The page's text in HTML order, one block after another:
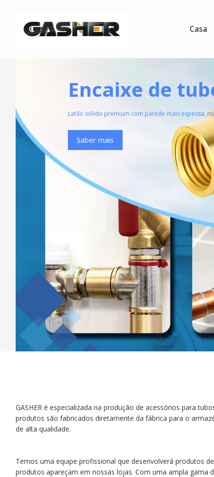
Casa
Encaixe de
Latão sólido premium com parede mais espessa,
Saber mais
GASHER é especializada na produção de acessórios para
produtos são fabricados diretamente da fábrica para o
de alta qualidade.
Temos uma equipe profissional que desenvolverá produtos
produtos apareçam em nossas lojas. Com uma ampla